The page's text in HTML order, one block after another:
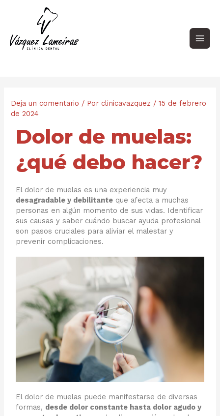
Deja un comentario / Porclinicavazquez /15 de febrero
de 2024
Dolor de muelas:
¿qué debo hacer?
El dolor de muelas es una experiencia muy
desagradable y debilitante que afecta a muchas
personas en algún momento de sus vidas. Identificar
sus causas y saber cuándo buscar ayuda profesional
son pasos cruciales para aliviar el malestar y
prevenir complicaciones.
El dolor de muelas puede manifestarse de diversas
formas, desde dolor constante hasta dolor agudo y